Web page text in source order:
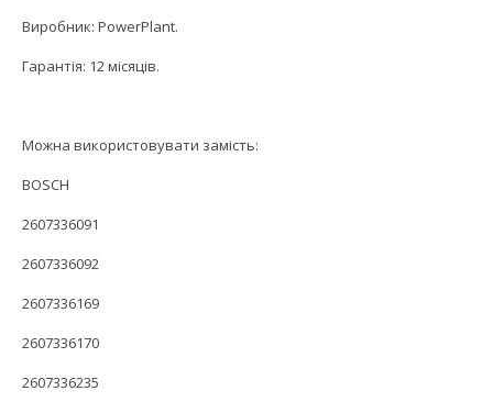
Виробник: PowerPlant.
Гарантія: 12 місяців.
Можна використовувати замість:
BOSCH
2607336091
2607336092
2607336169
2607336170
2607336235